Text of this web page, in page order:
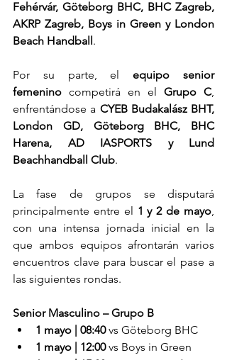
Fehérvár, Göteborg BHC, BHC Zagreb,
AKRP Zagreb, Boys in Green y London
Beach Handball.
Por su parte, el equipo senior
femenino competirá en el Grupo C,
enfrentándose a CYEB Budakalász BHT,
London GD, Göteborg BHC, BHC
Harena, AD IASPORTS y Lund
Beachhandball Club.
La fase de grupos se disputará
principalmente entre el 1 y 2 de mayo,
con una intensa jornada inicial en la
que ambos equipos afrontarán varios
encuentros clave para buscar el pase a
las siguientes rondas.
Senior Masculino – Grupo B
1 mayo | 08:40 vs Göteborg BHC
1 mayo | 12:00 vs Boys in Green